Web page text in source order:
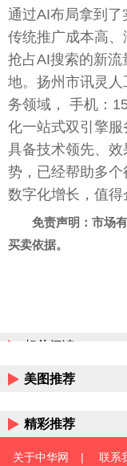
通过AI布局拿到
传统推广成本高
抢占AI搜索的新
地。扬州市讯灵
务领域， 手机：
化一站式双引擎服
具备技术领先、
势，已经帮助多
数字化增长，值得
免责声明：市场
买卖依据。
相关阅读
美图推荐
精彩推荐
关于中华网 | 联系